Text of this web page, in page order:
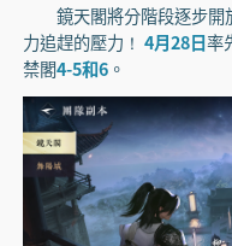
鏡天閣將分階段逐步開
力追趕的壓力！ 4月28日率
禁閣4-5和6。